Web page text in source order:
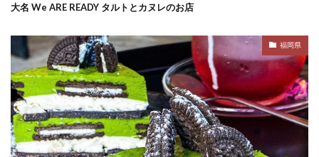
大名 We ARE READY タルトとカヌレのお店
福岡県